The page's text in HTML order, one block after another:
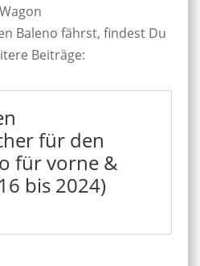
Wagon
Baleno fährst, findest Du
Beiträge:
für den
für vorne &
bis 2024)